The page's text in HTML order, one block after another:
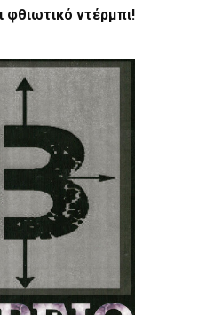
φθιωτικό ντέρμπι!